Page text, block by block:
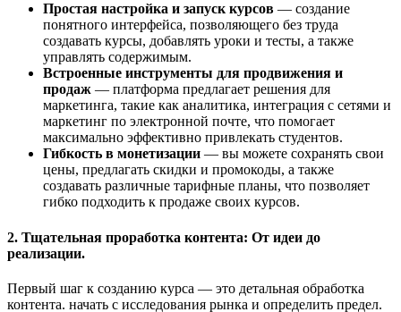
Простая настройка и запуск курсов — создание
понятного интерфейса, позволяющего без труда
создавать курсы, добавлять уроки и тесты, а также
управлять содержимым.
Встроенные инструменты для продвижения и
продаж — платформа предлагает решения для
маркетинга, такие как аналитика, интеграция с сетями и
маркетинг по электронной почте, что помогает
максимально эффективно привлекать студентов.
Гибкость в монетизации — вы можете сохранять свои
цены, предлагать скидки и промокоды, а также
создавать различные тарифные планы, что позволяет
гибко подходить к продаже своих курсов.
2. Тщательная проработка контента: От идеи до
реализации.
Первый шаг к созданию курса — это детальная обработка
контента. начать с исследования рынка и определить предел.